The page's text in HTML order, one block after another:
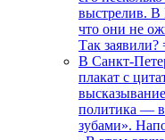
выстрелив.
что они не
Так
В Санкт-
плакат с
политика —
зубами».